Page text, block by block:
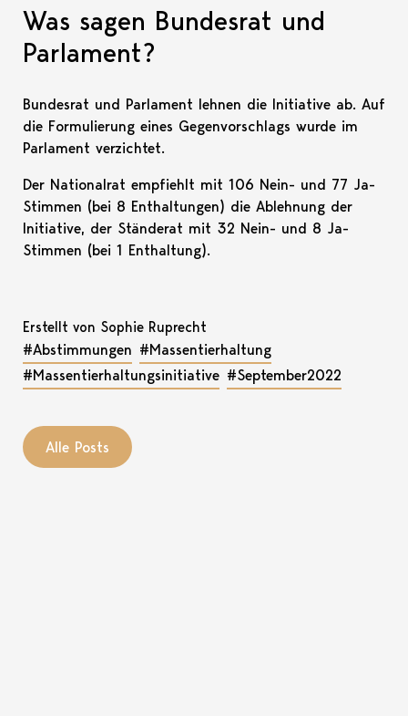
Was sagen Bundesrat und
Parlament?
Bundesrat und Parlament lehnen die Initiative ab. Auf
die Formulierung eines Gegenvorschlags wurde im
Parlament verzichtet.
Der Nationalrat empfiehlt mit 106 Nein- und 77 Ja-
Stimmen (bei 8 Enthaltungen) die Ablehnung der
Initiative, der Ständerat mit 32 Nein- und 8 Ja-
Stimmen (bei 1 Enthaltung).
Erstellt von Sophie Ruprecht
#Abstimmungen #Massentierhaltung
#Massentierhaltungsinitiative #September2022
Alle Posts